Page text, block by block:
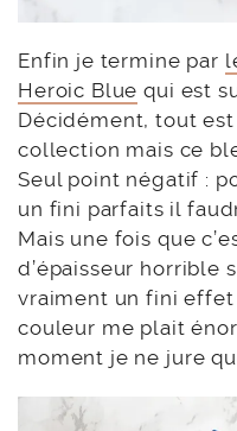
Enfin je termine par
Heroic Blue qui est
Décidément, tout
collection mais ce
Seul point négatif :
un fini parfaits il
Mais une fois que
d’épaisseur horrible
vraiment un fini effet
couleur me plait
moment je ne jure